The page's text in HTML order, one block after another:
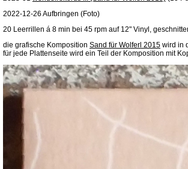
2022-12-26 Aufbringen (Foto)
20 Leerrillen á 8 min bei 45 rpm auf 12" Vinyl,
die grafische Komposition Sand für Wolferl 2015 wird in
für jede Plattenseite wird ein Teil der Komposition mit